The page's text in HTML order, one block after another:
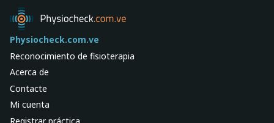
Physiocheck.com.ve
Reconocimiento de fisioterapia
Acerca de
Contacte
Mi cuenta